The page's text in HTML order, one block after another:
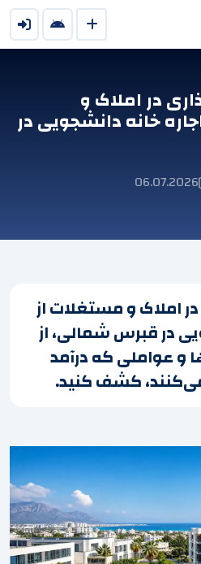
در املاک و
خانه دانشجویی در
06.07.2026
املاک و مستغلات از
در قبرس شمالی، از
و عواملی که درآمد
می‌کنند، کشف کنید.